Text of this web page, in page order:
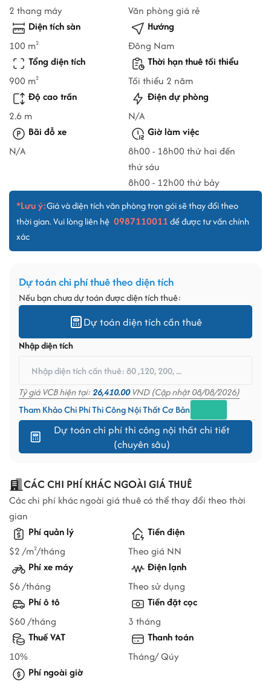
2 thang máy
Văn phòng giá rẻ
Diện tích sàn
100 m2
Hướng
Đông Nam
Tổng diện tích
900 m2
Thời hạn thuê tối thiểu
Tối thiểu 2 năm
Độ cao trần
2.6 m
Điện dự phòng
N/A
Bãi đỗ xe
N/A
Giờ làm việc
8h00 - 18h00 thứ hai đến
thứ sáu
8h00 - 12h00 thứ bảy
*Lưu ý:Giá và diện tích văn phòng trọn gói sẽ thay đổi theo
thời gian. Vui lòng liên hệ 0987110011để được tư vấn chính
xác
Dự toán chi phí thuê theo diện tích
Nếu bạn chưa dự toán được diện tích thuê:
Dự toán diện tích cần thuê
Nhập diện tích
Tỷ giá VCB hiện tại:26,410.00VND (Cập nhật 08/08/2026)
Tham Khảo Chi Phí Thi Công Nội Thất Cơ Bản
Dự toán chi phí thi công nội thất chi tiết
(chuyên sâu)
CÁC CHI PHÍ KHÁC NGOÀI GIÁ THUÊ
Các chi phí khác ngoài giá thuê có thể thay đổi theo thời
gian
Phí quản lý
$2 /m2/tháng
Tiền điện
Theo giá NN
Phí xe máy
$6 /tháng
Điện lạnh
Theo sử dụng
Phí ô tô
$60 /tháng
Tiền đặt cọc
3 tháng
Thuế VAT
10%
Thanh toán
Tháng/ Qúy
Phí ngoài giờ